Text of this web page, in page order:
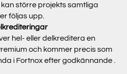
större projekts samtliga
följas upp.
hel- eller delkreditera en
och kommer precis som
i Fortnox efter godkännande .